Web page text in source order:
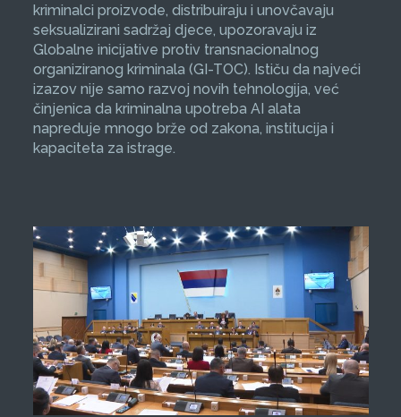
kriminalci proizvode, distribuiraju i unovčavaju
seksualizirani sadržaj djece, upozoravaju iz
Globalne inicijative protiv transnacionalnog
organiziranog kriminala (GI-TOC). Ističu da najveći
izazov nije samo razvoj novih tehnologija, već
činjenica da kriminalna upotreba AI alata
napreduje mnogo brže od zakona, institucija i
kapaciteta za istrage.